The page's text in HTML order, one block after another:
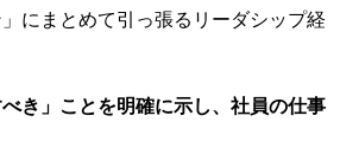
にまとめて引っ張るリーダシップ経
き」ことを明確に示し、社員の仕事